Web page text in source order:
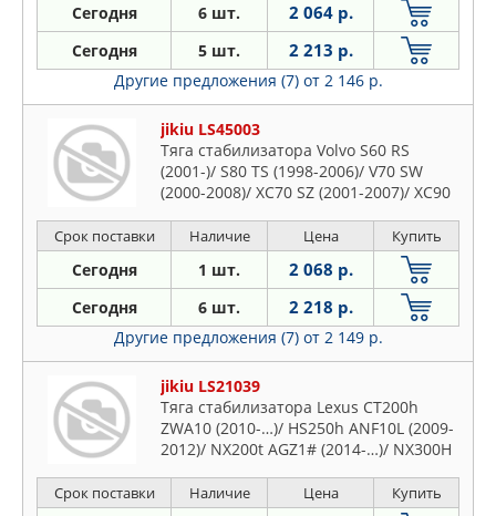
Сегодня 6 шт. 2 064 р.
Сегодня 5 шт. 2 213 р.
Другие предложения (7) от 2 146 р.
jikiu LS45003
Тяга стабилизатора Volvo S60 RS
(2001-)/ S80 TS (1998-2006)/ V70 SW
(2000-2008)/ XC70 SZ (2001-2007)/ XC90
Срок поставки Наличие Цена Купить
Сегодня 1 шт. 2 068 р.
Сегодня 6 шт. 2 218 р.
Другие предложения (7) от 2 149 р.
jikiu LS21039
Тяга стабилизатора Lexus CT200h
ZWA10 (2010-…)/ HS250h ANF10L (2009-
2012)/ NX200t AGZ1# (2014-…)/ NX300H
AGH3#/GGH2#/ANH2#/GGH3#/ATH2#/AYH3#
Срок поставки Наличие Цена Купить